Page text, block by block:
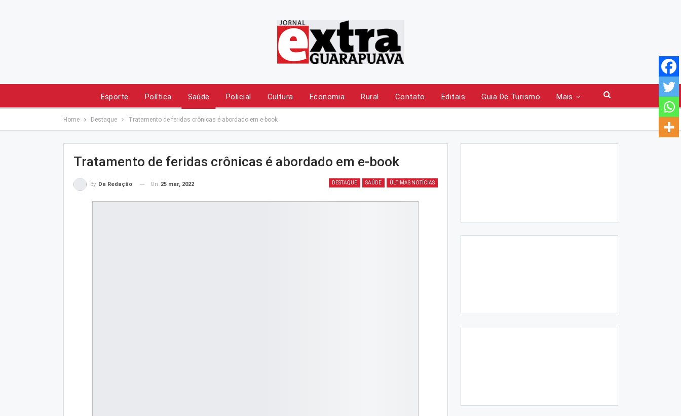
Esporte Política Saúde Policial Cultura Economia Rural Contato Editais Guia De Turismo Mais
Home Destaque Tratamento de feridas crônicas é abordado em e-book
Tratamento de feridas crônicas é abordado em e-book
DESTAQUE SAÚDE ÚLTIMAS NOTÍCIAS
By Da Redação On 25 mar, 2022